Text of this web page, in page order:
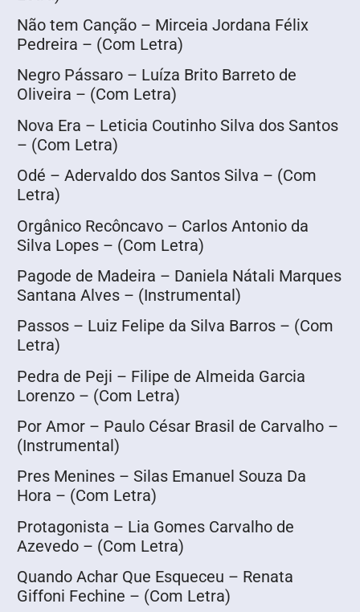
Não tem Canção – Mirceia Jordana Félix
Pedreira – (Com Letra)
Negro Pássaro – Luíza Brito Barreto de
Oliveira – (Com Letra)
Nova Era – Leticia Coutinho Silva dos Santos
– (Com Letra)
Odé – Adervaldo dos Santos Silva – (Com
Letra)
Orgânico Recôncavo – Carlos Antonio da
Silva Lopes – (Com Letra)
Pagode de Madeira – Daniela Nátali Marques
Santana Alves – (Instrumental)
Passos – Luiz Felipe da Silva Barros – (Com
Letra)
Pedra de Peji – Filipe de Almeida Garcia
Lorenzo – (Com Letra)
Por Amor – Paulo César Brasil de Carvalho –
(Instrumental)
Pres Menines – Silas Emanuel Souza Da
Hora – (Com Letra)
Protagonista – Lia Gomes Carvalho de
Azevedo – (Com Letra)
Quando Achar Que Esqueceu – Renata
Giffoni Fechine – (Com Letra)